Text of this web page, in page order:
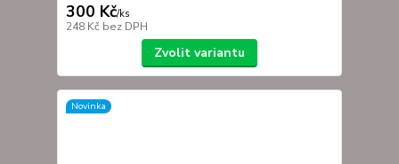
300 Kč/ks
248 Kč bez DPH
Zvolit variantu
Novinka